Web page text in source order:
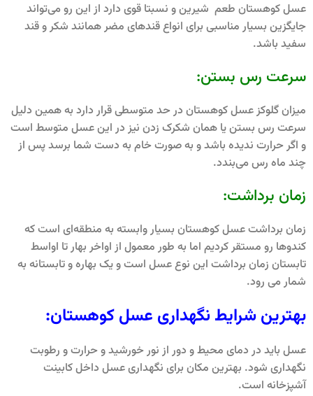
عسل کوهستان طعم شیرین و نسبتا قوی دارد از این‌ رو می‌تواند
جایگزین بسیار مناسبی برای انواع قندهای مضر همانند شکر و قند
سفید باشد.
سرعت رس بستن:
میزان گلوکز عسل کوهستان در حد متوسطی قرار دارد به همین دلیل
سرعت رس بستن یا همان شکرک زدن نیز در این عسل متوسط است
و اگر حرارت ندیده باشد و به صورت خام به دست شما برسد پس از
چند ماه رس می‌بندد.
زمان برداشت:
زمان برداشت عسل کوهستان بسیار وابسته به منطقه‌ای است که
کندوها رو مستقر کردیم اما به طور معمول از اواخر بهار تا اواسط
تابستان زمان برداشت این نوع عسل است و یک بهاره و تابستانه به
شمار می رود.
بهترین شرایط نگهداری عسل کوهستان:
عسل باید در دمای محیط و دور از نور خورشید و حرارت و رطوبت
نگهداری شود. بهترین مکان برای نگهداری عسل داخل کابینت
آشپزخانه است.